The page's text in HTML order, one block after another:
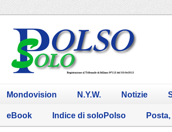
Mondovision N.Y.W. Notizie
eBook Indice di soloPolso